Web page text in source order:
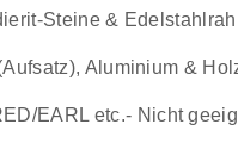
Steine &
Aluminium &
EARL etc.- Nicht